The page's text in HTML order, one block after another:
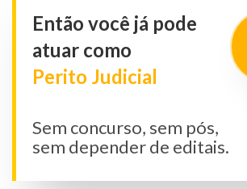
Então você já pode
atuar como
Perito Judicial
Sem concurso, sem pós,
sem depender de editais.